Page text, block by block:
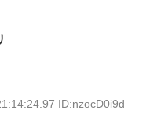
ID:nzocD0i9d